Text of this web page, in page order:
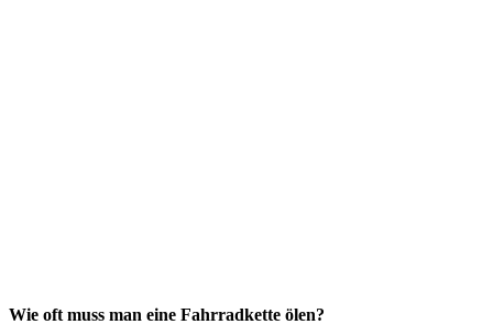
Wie oft muss man eine Fahrradkette ölen?